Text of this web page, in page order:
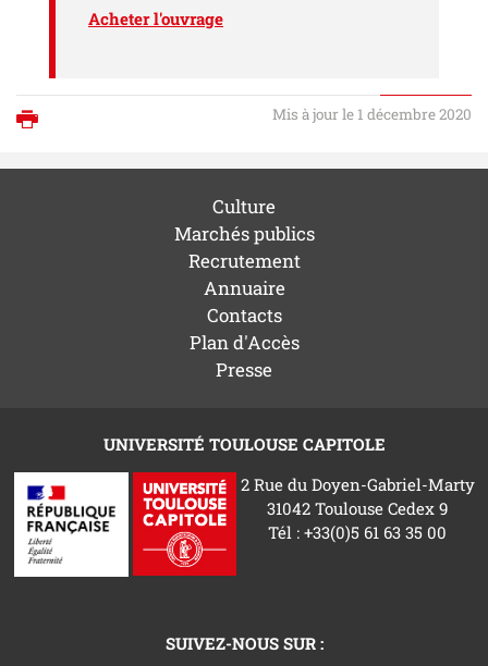
Acheter l'ouvrage
Mis à jour le 1 décembre 2020
Culture
Marchés publics
Recrutement
Annuaire
Contacts
Plan d'Accès
Presse
UNIVERSITÉ TOULOUSE CAPITOLE
2 Rue du Doyen-Gabriel-Marty
31042 Toulouse Cedex 9
Tél : +33(0)5 61 63 35 00
SUIVEZ-NOUS SUR :